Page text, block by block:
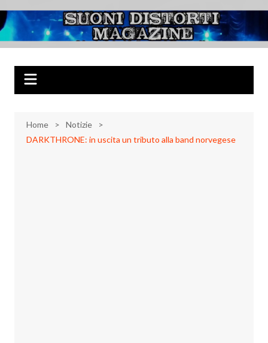
al
contenuto
Suoni Distorti
Magazine
Musica Rock, Metal, Punk e varie sonorità alternative
Home
Notizie
DARKTHRONE: in uscita un tributo alla band norvegese